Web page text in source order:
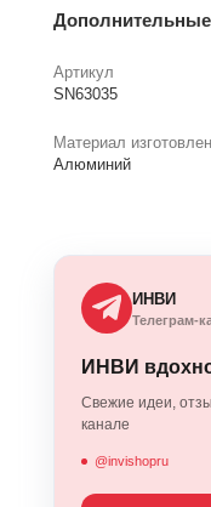
Дополнительные
Артикул
SN63035
Материал
Алюминий
ИНВИ
Телеграм-
ИНВИ
Свежие идеи,
канале
@invishopru